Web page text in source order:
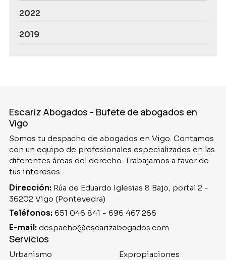
2022
2019
Escariz Abogados - Bufete de abogados en
Vigo
Somos tu despacho de abogados en Vigo. Contamos
con un equipo de profesionales especializados en las
diferentes áreas del derecho. Trabajamos a favor de
tus intereses.
Dirección: Rúa de Eduardo Iglesias 8 Bajo, portal 2 -
36202 Vigo (Pontevedra)
Teléfonos: 651 046 841 - 696 467 266
E-mail: despacho@escarizabogados.com
Servicios
Urbanismo Expropiaciones